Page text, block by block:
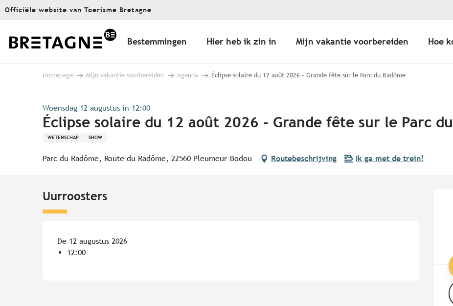
Aller
principal
Officiële website van Toerisme Bretagne
Bestemmingen Hier heb ik zin in Mijn vakantie voorbereiden Hoe
Homepage Mijn vakantie voorbereiden Agenda Éclipse solaire du 12 août 2026 - Grande fête sur le Parc du Radôme
Woensdag 12 augustus in 12:00
Éclipse solaire du 12 août 2026 - Grande fête sur le Parc
WETENSCHAP SHOW
Parc du Radôme, Route du Radôme, 22560 Pleumeur-Bodou Routebeschrijving Ik ga met de trein!
Uurroosters
De 12 augustus 2026
12:00